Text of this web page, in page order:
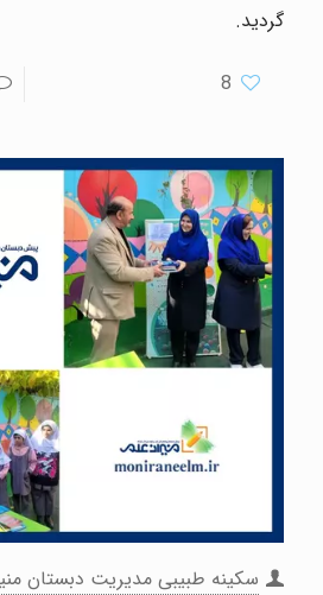
گردید.
8
سکینه طبیبی مدیریت دبستان